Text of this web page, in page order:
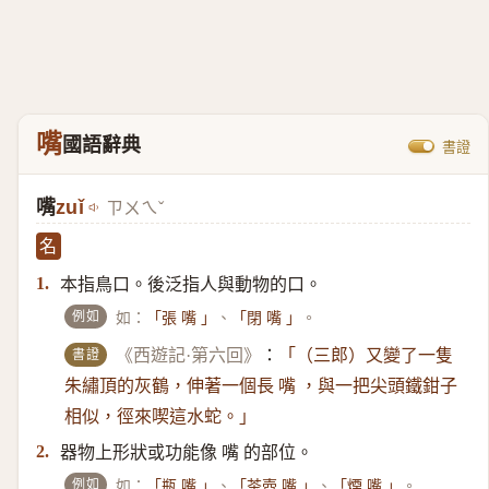
嘴國語辭典 書證
嘴zuǐ ㄗㄨㄟˇ
名
1. 本指鳥口。後泛指人與動物的口。
例如 如： 「張 嘴 」 、 「閉 嘴 」 。
書證 《西遊記·第六回》 ：
「（三郎）​又變了一隻
朱繡頂的灰鶴，伸著一個長 嘴 ，與一把尖頭鐵鉗子
相似，徑來喫這水蛇。」
2. 器物上形狀或功能像 嘴 的部位。
例如